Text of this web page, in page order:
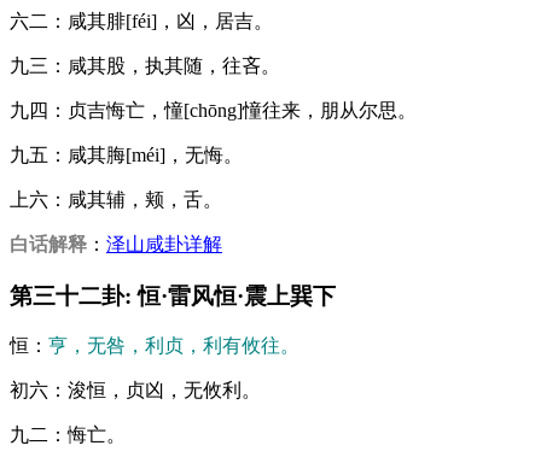
六二：咸其腓[féi]，凶，居吉。
九三：咸其股，执其随，往吝。
九四：贞吉悔亡，憧[chōng]憧往来，朋从尔思。
九五：咸其脢[méi]，无悔。
上六：咸其辅，颊，舌。
白话解释 ： 泽山咸卦详解
第三十二卦: 恒·雷风恒·震上巽下
恒： 亨，无咎，利贞，利有攸往。
初六：浚恒，贞凶，无攸利。
九二：悔亡。